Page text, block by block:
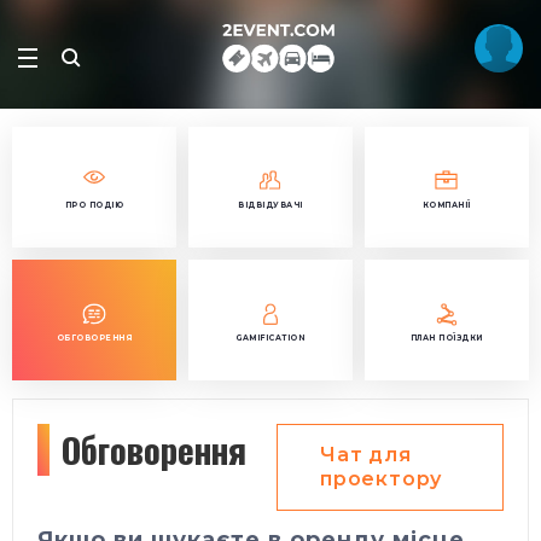
ПРО ПОДІЮ ВІДВІДУВАЧІ КОМПАНІЇ
ОБГОВОРЕННЯ GAMIFICATION ПЛАН ПОЇЗДКИ
Обговорення
Чат для
проектору